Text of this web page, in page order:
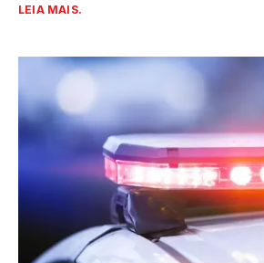
LEIA MAIS.